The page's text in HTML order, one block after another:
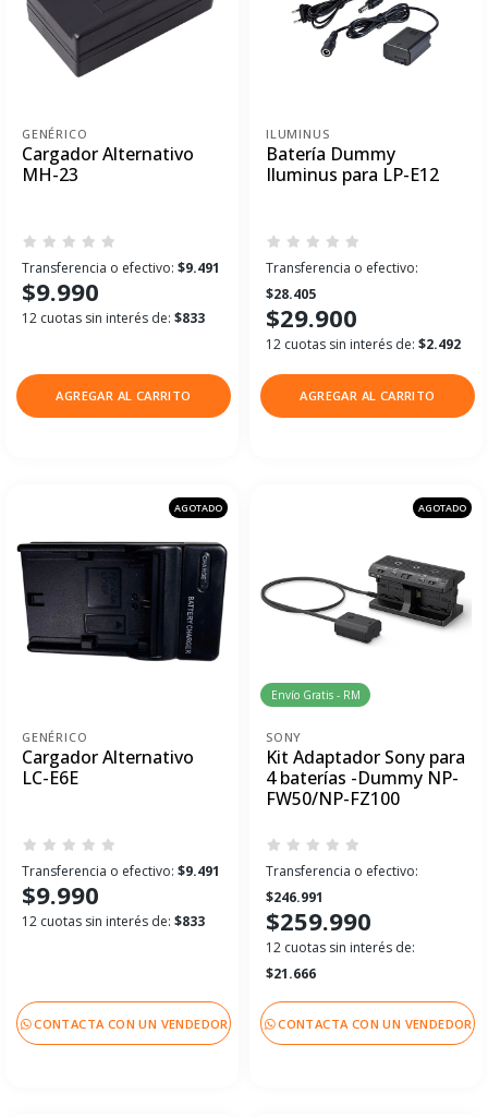
GENÉRICO
Cargador Alternativo
MH-23
Transferencia o efectivo: $9.491
$9.990
12 cuotas sin interés de: $833
AGREGAR AL CARRITO
ILUMINUS
Batería Dummy
Iluminus para LP-E12
Transferencia o efectivo:
$28.405
$29.900
12 cuotas sin interés de: $2.492
AGREGAR AL CARRITO
AGOTADO
GENÉRICO
Cargador Alternativo
LC-E6E
Transferencia o efectivo: $9.491
$9.990
12 cuotas sin interés de: $833
CONTACTA CON UN VENDEDOR
AGOTADO
Envío Gratis - RM
SONY
Kit Adaptador Sony para
4 baterías -Dummy NP-
FW50/NP-FZ100
Transferencia o efectivo:
$246.991
$259.990
12 cuotas sin interés de:
$21.666
CONTACTA CON UN VENDEDOR